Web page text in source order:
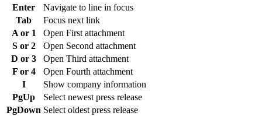
Enter
Navigate to line in focus
Tab
Focus next link
A or 1
Open First attachment
S or 2
Open Second attachment
D or 3
Open Third attachment
F or 4
Open Fourth attachment
I
Show company information
PgUp
Select newest press release
PgDown Select oldest press release